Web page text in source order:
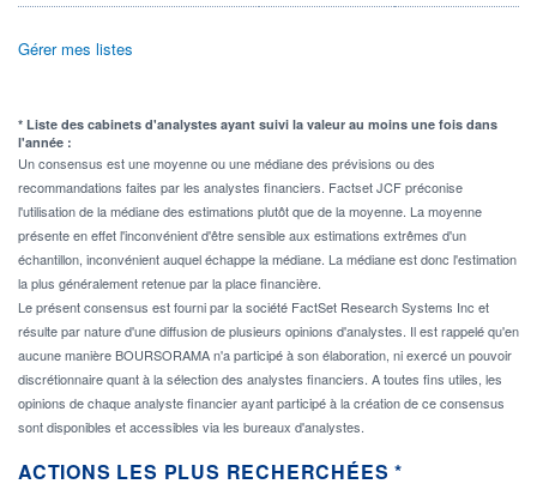
Gérer mes listes
* Liste des cabinets d'analystes ayant suivi la valeur au moins une fois dans
l'année :
Un consensus est une moyenne ou une médiane des prévisions ou des
recommandations faites par les analystes financiers. Factset JCF préconise
l'utilisation de la médiane des estimations plutôt que de la moyenne. La moyenne
présente en effet l'inconvénient d'être sensible aux estimations extrêmes d'un
échantillon, inconvénient auquel échappe la médiane. La médiane est donc l'estimation
la plus généralement retenue par la place financière.
Le présent consensus est fourni par la société FactSet Research Systems Inc et
résulte par nature d'une diffusion de plusieurs opinions d'analystes. Il est rappelé qu'en
aucune manière BOURSORAMA n'a participé à son élaboration, ni exercé un pouvoir
discrétionnaire quant à la sélection des analystes financiers. A toutes fins utiles, les
opinions de chaque analyste financier ayant participé à la création de ce consensus
sont disponibles et accessibles via les bureaux d'analystes.
ACTIONS LES PLUS RECHERCHÉES *